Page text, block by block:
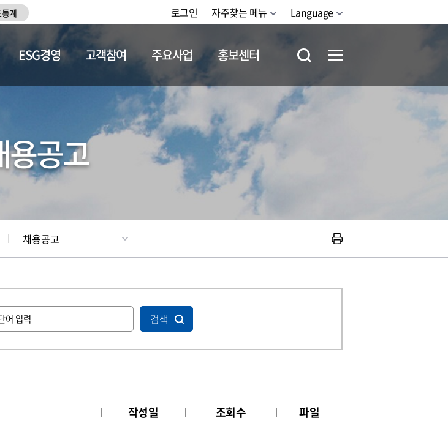
계 로그인 자주찾는 메뉴 Language
채용정보
ESG경영 고객참여 주요사업 홍보센터
용공고
채용공고
검색
작성일 조회수 파일